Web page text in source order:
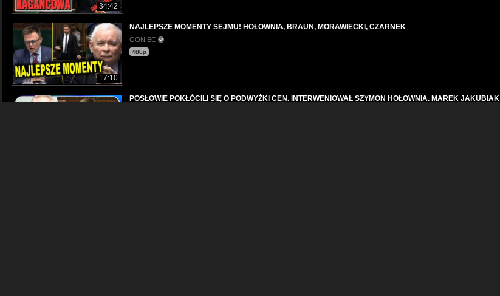
34:42
17:10
NAJLEPSZE MOMENTY SEJMU! HOŁOWNIA, BRAUN, MORAWIECKI, CZARNEK
GONIEC
480p
POSŁOWIE POKŁÓCILI SIĘ O PODWYŻKI CEN. INTERWENIOWAŁ SZYMON HOŁOWNIA. MAREK JAKUBIAK